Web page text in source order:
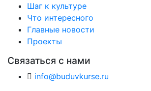
Шаг к культуре
Что интересного
Главные новости
Проекты
Связаться с нами
info@buduvkurse.ru